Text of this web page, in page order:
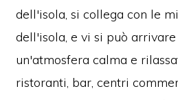
dell'isola, si collega con le
dell'isola, e vi si può arrivare
un'atmosfera calma e
ristoranti, bar, centri